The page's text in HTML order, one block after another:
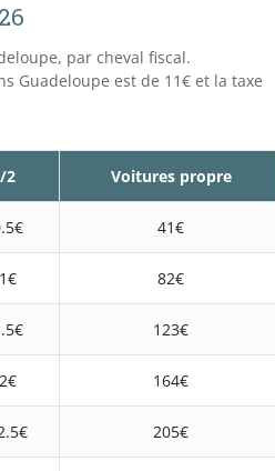
par cheval fiscal.
Guadeloupe est de 11€ et la taxe
2 Voitures propre
41€
82€
123€
164€
205€